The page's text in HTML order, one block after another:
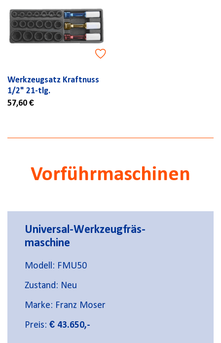
Werkzeugsatz Kraftnuss
1/2" 21-tlg.
57,60 €
Vorführmaschinen
Universal-Werkzeugfräs-
maschine
Modell: FMU50
Zustand: Neu
Marke: Franz Moser
Preis: € 43.650,-